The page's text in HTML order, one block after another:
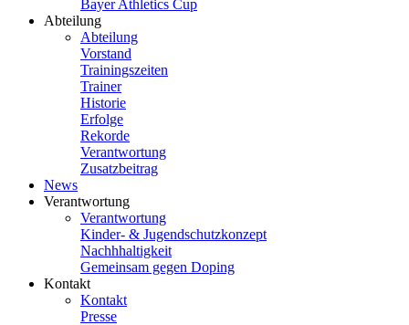
Bayer Athletics Cup
Abteilung
Abteilung
Vorstand
Trainingszeiten
Trainer
Historie
Erfolge
Rekorde
Verantwortung
Zusatzbeitrag
News
Verantwortung
Verantwortung
Kinder- & Jugendschutzkonzept
Nachhhaltigkeit
Gemeinsam gegen Doping
Kontakt
Kontakt
Presse